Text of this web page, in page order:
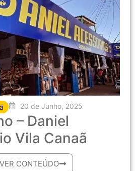
20 de Junho, 2025
– Daniel
Vila Canaã
VER CONTEÚDO